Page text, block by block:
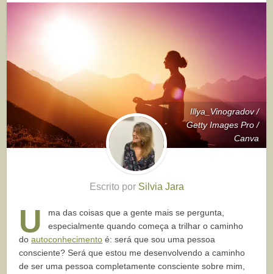
Illya_Vinogradov /
Getty Images Pro /
Canva
Escrito por Silvia Jara
U
ma das coisas que a gente mais se pergunta,
especialmente quando começa a trilhar o caminho
doautoconhecimento é: será que sou uma pessoa
consciente? Será que estou me desenvolvendo a caminho
de ser uma pessoa completamente consciente sobre mim,